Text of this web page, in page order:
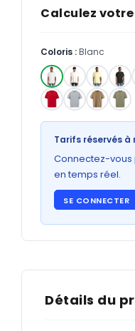
Bons de commande
GRAND FORMAT
Posters
Abribus
Plans
Panneaux
ADHÉSIFS
Étiquettes
Calculez
Coloris :Blanc
✓
Tarifs réservés à
Connectez-vous
en temps réel.
SE CONNECTER
Détails du